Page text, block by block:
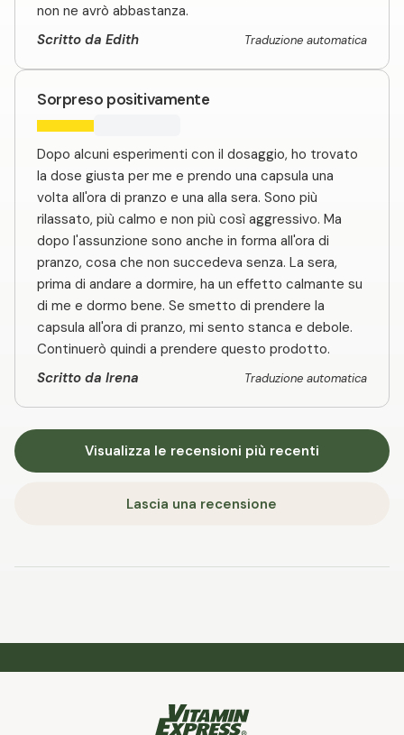
non ne avrò abbastanza.
Scritto da Edith
Traduzione automatica
Sorpreso positivamente
Dopo alcuni esperimenti con il dosaggio, ho trovato
la dose giusta per me e prendo una capsula una
volta all'ora di pranzo e una alla sera. Sono più
rilassato, più calmo e non più così aggressivo. Ma
dopo l'assunzione sono anche in forma all'ora di
pranzo, cosa che non succedeva senza. La sera,
prima di andare a dormire, ha un effetto calmante su
di me e dormo bene. Se smetto di prendere la
capsula all'ora di pranzo, mi sento stanca e debole.
Continuerò quindi a prendere questo prodotto.
Scritto da Irena
Traduzione automatica
Visualizza le recensioni più recenti
Lascia una recensione